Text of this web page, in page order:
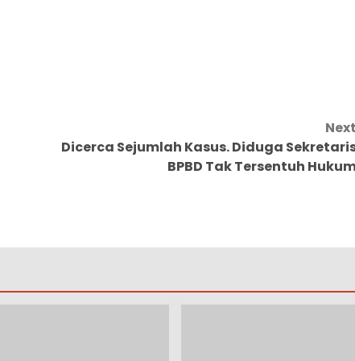
Next
Dicerca Sejumlah Kasus. Diduga
BPBD Tak Tersentuh